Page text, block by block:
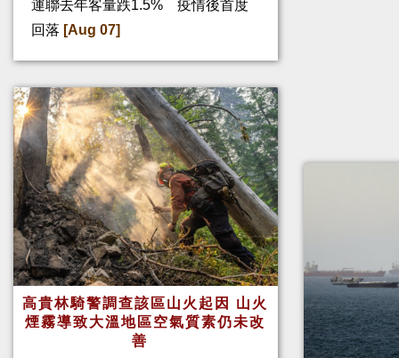
運聯去年客量跌1.5% 疫情後首度
回落 [Aug 07]
高貴林騎警調查該區山火起因 山火
煙霧導致大溫地區空氣質素仍未改
善